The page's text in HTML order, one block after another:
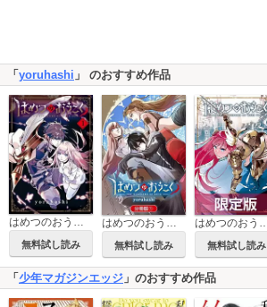
「yoruhashi 」 のおすすめ作品
はめつのおうこく
無料試し読み
はめつのおうこく【分冊版】
無料試し読み 無料試し読み
「 少年マガジンエッジ 」のおすすめ作品